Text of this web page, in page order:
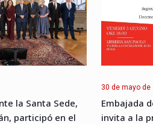
la Santa Sede,
participó en el
30 de mayo de
Embajada
invita a la